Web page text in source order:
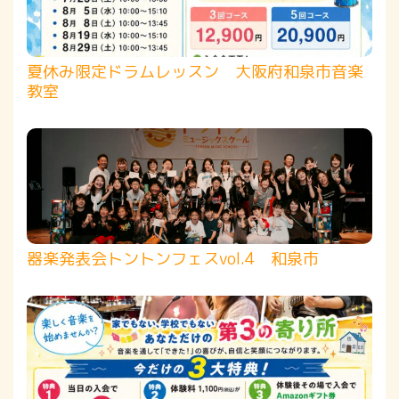
夏休み限定ドラムレッスン 大阪府和泉市音楽
教室
器楽発表会トントンフェスvol.4 和泉市